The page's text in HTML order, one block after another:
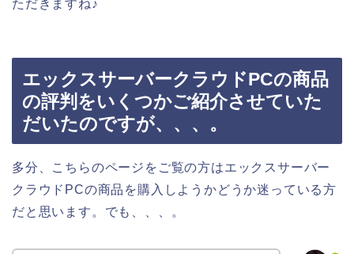
ただきますね♪
エックスサーバークラウドPCの商品
の評判をいくつかご紹介させていた
だいたのですが、、、。
多分、こちらのページをご覧の方はエックスサーバー
クラウドPCの商品を購入しようかどうか迷っている方
だと思います。でも、、、。